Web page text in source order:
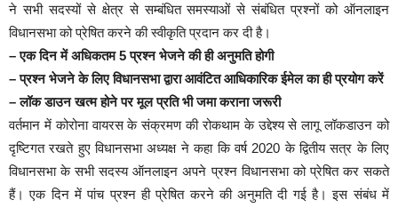
ने सभी सदस्यों से क्षेत्र से सम्बंधित समस्याओं से संबंधित प्रश्नों को ऑनलाइन
विधानसभा को प्रेषित करने की स्वीकृति प्रदान कर दी है।
– एक दिन में अधिकतम 5 प्रश्न भेजने की ही अनुमति होगी
– प्रश्न भेजने के लिए विधानसभा द्वारा आवंटित आधिकारिक ईमेल का ही प्रयोग करें
– लॉक डाउन खत्म होने पर मूल प्रति भी जमा कराना जरूरी
वर्तमान में कोरोना वायरस के संक्रमण की रोकथाम के उद्देश्य से लागू लॉकडाउन को
दृष्टिगत रखते हुए विधानसभा अध्यक्ष ने कहा कि वर्ष 2020 के द्वितीय सत्र के लिए
विधानसभा के सभी सदस्य ऑनलाइन अपने प्रश्न विधानसभा को प्रेषित कर सकते
हैं। एक दिन में पांच प्रश्न ही प्रेषित करने की अनुमति दी गई है। इस संबंध में